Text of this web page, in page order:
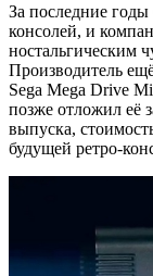
За последние
консолей, и
ностальгическим
Производитель
Sega Mega Drive
позже отложил её
выпуска,
будущей ретро-